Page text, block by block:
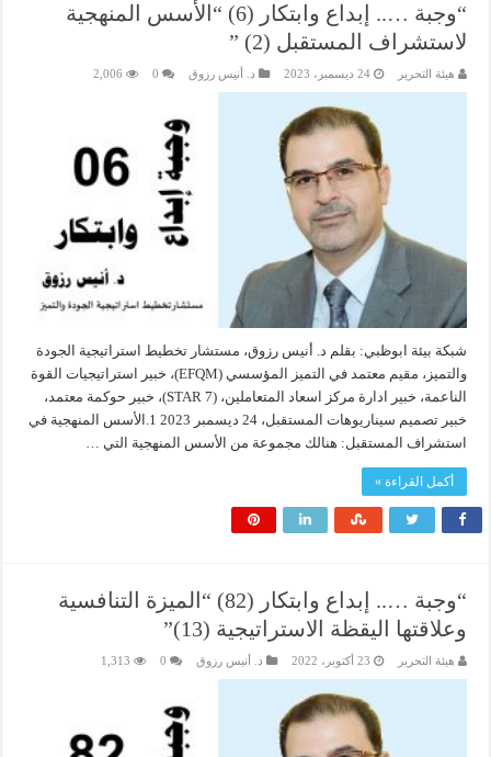
“وجبة ….. إبداع وابتكار (6) “الأسس المنهجية
لاستشراف المستقبل (2) ”
هيئة التحرير 24 ديسمبر، 2023 د. أنيس رزوق 0
2,006
شبكة بيئة ابوظبي: بقلم د. أنيس رزوق، مستشار تخطيط استراتيجية الجودة
والتميز، مقيم معتمد في التميز المؤسسي (EFQM)، خبير استراتيجيات القوة
الناعمة، خبير ادارة مركز اسعاد المتعاملين، (7 STAR)، خبير حوكمة معتمد،
خبير تصميم سيناريوهات المستقبل، 24 ديسمبر 2023 1.الأسس المنهجية في
استشراف المستقبل: هنالك مجموعة من الأسس المنهجية التي …
أكمل القراءة »
“وجبة ….. إبداع وابتكار (82) “الميزة التنافسية
وعلاقتها اليقظة الاستراتيجية (13)”
هيئة التحرير 23 أكتوبر، 2022 د. أنيس رزوق 0
1,313